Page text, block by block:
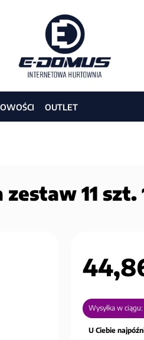
OUTLET
11 szt.
Wysyłka w ciągu:
U Ciebie